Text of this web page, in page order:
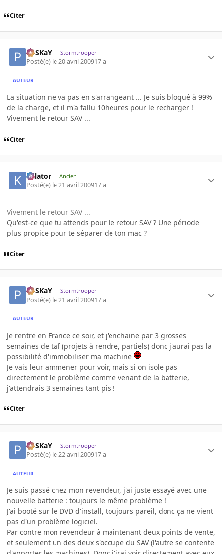
Citer
PoSKaY Stormtrooper
Posté(e) le 20 avril 200917 a
AUTEUR
La situation ne va pas en s'arrangeant ... Je suis bloqué à 99%
de la charge, et il m'a fallu 10heures pour le recharger !
Vivement le retour SAV ...
Citer
Killator Ancien
Posté(e) le 21 avril 200917 a
Vivement le retour SAV ...
Qu'est-ce que tu attends pour le retour SAV ? Une période
plus propice pour te séparer de ton mac ?
Citer
PoSKaY Stormtrooper
Posté(e) le 21 avril 200917 a
AUTEUR
Je rentre en France ce soir, et j'enchaine par 3 grosses
semaines de taf (projets à rendre, partiels) donc j'aurai pas la
possibilité d'immobiliser ma machine
Je vais leur ammener pour voir, mais si on isole pas
directement le problème comme venant de la batterie,
j'attendrais 3 semaines tant pis !
Citer
PoSKaY Stormtrooper
Posté(e) le 22 avril 200917 a
AUTEUR
Je suis passé chez mon revendeur, j'ai juste essayé avec une
nouvelle batterie : toujours le même problème !
J'ai booté sur le DVD d'install, toujours pareil, donc ça ne vient
pas d'un problème logiciel.
Par contre mon revendeur à maintenant deux points de vente,
et seulement un des deux s'occupe du SAV (l'autre se contente